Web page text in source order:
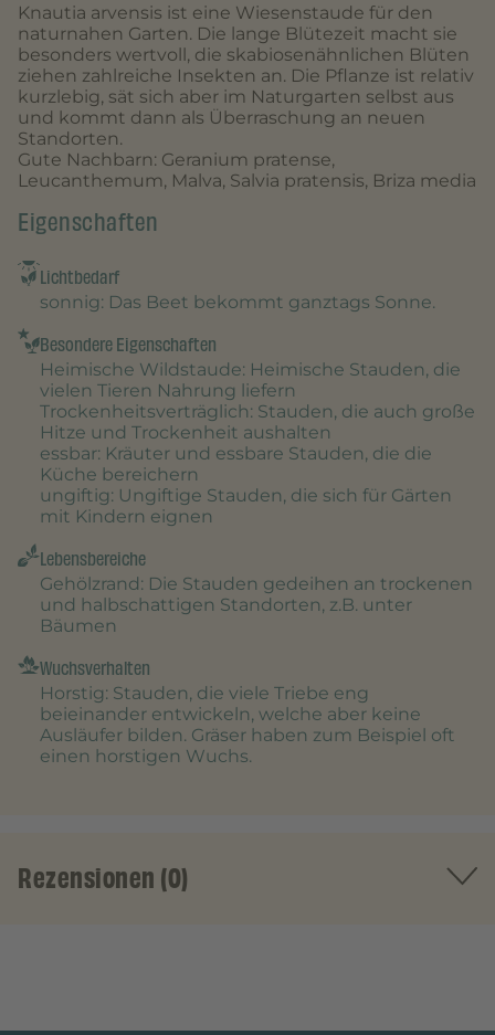
Knautia arvensis ist eine Wiesenstaude für den
naturnahen Garten. Die lange Blütezeit macht sie
besonders wertvoll, die skabiosenähnlichen Blüten
ziehen zahlreiche Insekten an. Die Pflanze ist relativ
kurzlebig, sät sich aber im Naturgarten selbst aus
und kommt dann als Überraschung an neuen
Standorten.
Gute Nachbarn: Geranium pratense,
Leucanthemum, Malva, Salvia pratensis, Briza media
Eigenschaften
Lichtbedarf
sonnig: Das Beet bekommt ganztags Sonne.
Besondere Eigenschaften
Heimische Wildstaude: Heimische Stauden, die
vielen Tieren Nahrung liefern
Trockenheitsverträglich: Stauden, die auch große
Hitze und Trockenheit aushalten
essbar: Kräuter und essbare Stauden, die die
Küche bereichern
ungiftig: Ungiftige Stauden, die sich für Gärten
mit Kindern eignen
Lebensbereiche
Gehölzrand: Die Stauden gedeihen an trockenen
und halbschattigen Standorten, z.B. unter
Bäumen
Wuchsverhalten
Horstig: Stauden, die viele Triebe eng
beieinander entwickeln, welche aber keine
Ausläufer bilden. Gräser haben zum Beispiel oft
einen horstigen Wuchs.
Rezensionen (0)